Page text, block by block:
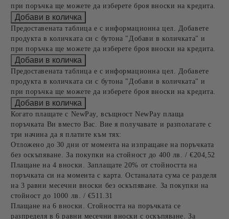
при поръчка ще можете да изберете броя вноски на кредита.
Предоставената таблица е с информационна цел. Добавете
продукта в количката си с бутона "Добави в количката" и
при поръчка ще можете да изберете броя вноски на кредита.
Предоставената таблица е с информационна цел. Добавете
продукта в количката си с бутона "Добави в количката" и
при поръчка ще можете да изберете броя вноски на кредита.
Когато плащате с NewPay, всъщност NewPay плаща
поръчката Ви вместо Вас. Вие я получавате и разполагате с
три начина да я платите към тях:
Отложено до 30 дни от момента на изпращане на поръчката
без оскъпяване. За покупки на стойност до 400 лв. / €204,52
Плащане на 4 вноски. Заплащате 20% от стойността на
поръчката си на момента с карта. Останалата сума се разделя
на 3 равни месечни вноски без оскъпяване. За покупки на
стойност до 1000 лв. / €511.31
Плащане на 6 вноски. Стойността на поръчката се
разпределя в 6 равни месечни вноски с оскъпяване. За